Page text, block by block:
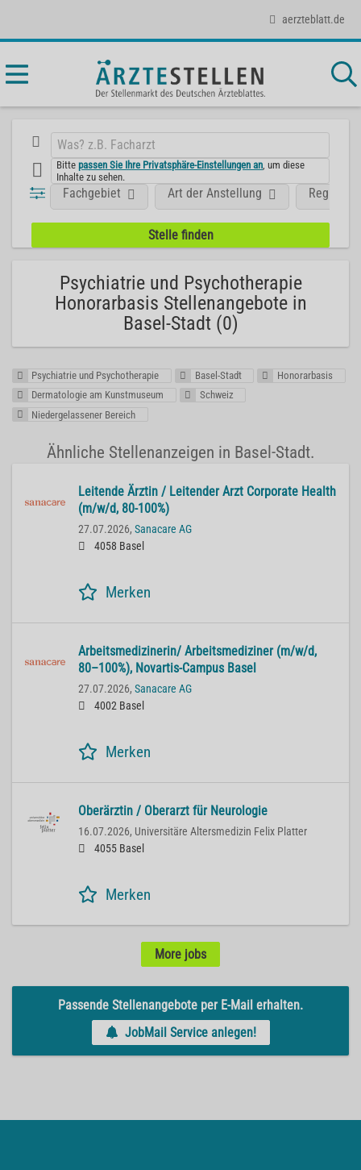
aerzteblatt.de
Bittepassen Sie Ihre Privatsphäre-Einstellungen an , um diese
Inhalte zu sehen.
Fachgebiet Art der Anstellung Region
Psychiatrie und Psychotherapie
Honorarbasis Stellenangebote in
Basel-Stadt (0)
Psychiatrie und Psychotherapie Basel-Stadt
Honorarbasis
Dermatologie am Kunstmuseum
Schweiz
Niedergelassener Bereich
Ähnliche Stellenanzeigen in Basel-Stadt.
Lei­ten­de Ärz­tin / Lei­ten­der Arzt Cor­po­ra­te He­alth
(m/w/d, 80-100%)
27.07.2026, Sanacare AG
4058 Basel
Merken
Ar­beits­me­di­zi­ne­rin/ Ar­beits­me­di­zi­ner (m/w/d,
80–100%), No­var­tis-Cam­pus Basel
27.07.2026, Sanacare AG
4002 Basel
Merken
Oberärztin / Oberarzt für Neurologie
16.07.2026, Universitäre Altersmedizin Felix Platter
4055 Basel
Merken
More jobs
Passende Stellenangebote per E-Mail erhalten.
JobMail Service anlegen!